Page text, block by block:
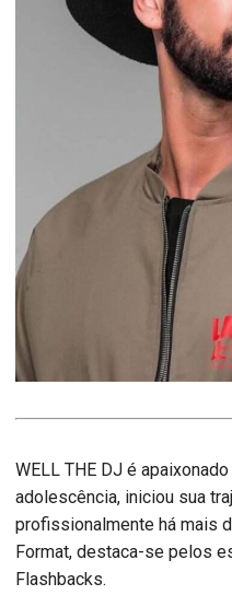
WELL THE DJ é
adolescência, iniciou sua
profissionalmente há mais
Format, destaca-se pelos
Flashbacks.